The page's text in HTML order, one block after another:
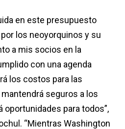
en este presupuesto
los neoyorquinos y su
a mis socios en la
con una agenda
los costos para las
seguros a los
oportunidades para todos”,
“Mientras Washington